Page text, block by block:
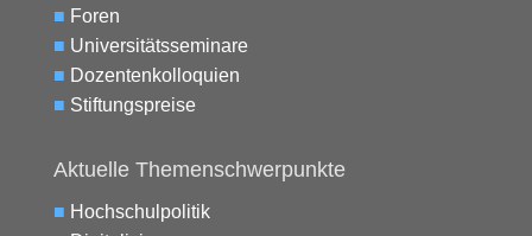
■ Foren
■ Universitätsseminare
■ Dozentenkolloquien
■ Stiftungspreise
Aktuelle Themenschwerpunkte
■ Hochschulpolitik